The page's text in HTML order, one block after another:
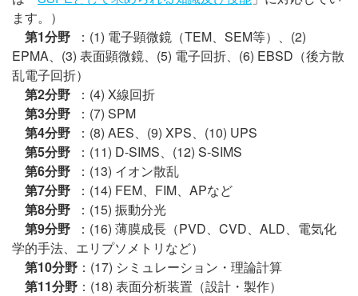
ます。）
第1分野 ：(1) 電子顕微鏡（TEM、SEM等）、(2)
EPMA、(3) 表面顕微鏡、(5) 電子回折、(6) EBSD（後方散
乱電子回折）
第2分野 ：(4) X線回折
第3分野 ：(7) SPM
第4分野 ：(8) AES、(9) XPS、(10) UPS
第5分野 ：(11) D-SIMS、(12) S-SIMS
第6分野 ：(13) イオン散乱
第7分野 ：(14) FEM、FIM、APなど
第8分野 ：(15) 振動分光
第9分野 ：(16) 薄膜成長（PVD、CVD、ALD、電気化
学的手法、エリプソメトリなど）
第10分野 ：(17) シミュレーション・理論計算
第11分野 ：(18) 表面分析装置（設計・製作）